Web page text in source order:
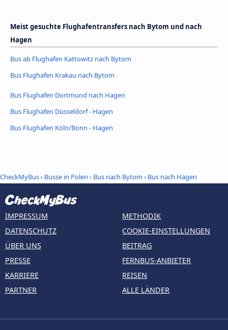
Meist gesuchte Flughafentransfers nach Bytom und nach
Hagen
Bus ab Flughafen Kattowitz nach Bytom
Bus Flughafen Krakau nach Bytom
Bus Flughafen Dortmund nach Hagen
Bus Flughafen Düsseldorf - Hagen
Bus Flughafen Köln/Bonn - Hagen
CheckMyBus› Busse in Polen › Bus nach Bytom › Bus nach Hagen
IMPRESSUM
DATENSCHUTZ
ÜBER UNS
PRESSE
KARRIERE
PARTNER
METHODIK
COOKIE-EINSTELLUNGEN
BEITRAG
FERNBUS-ANBIETER
REISEN
ALLE LÄNDER